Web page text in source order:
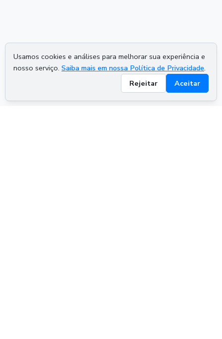
Usamos cookies e análises para melhorar sua experiência e
nosso serviço. Saiba mais em nossa Política de Privacidade.
Rejeitar
Aceitar